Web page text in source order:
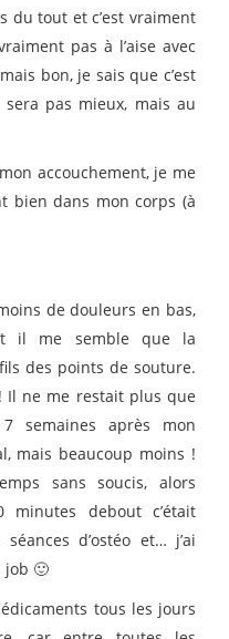
du tout et c’est vraiment
pas à l’aise avec
bon, je sais que c’est
pas mieux, mais au
accouchement, je me
bien dans mon corps (à
de douleurs en bas,
il me semble que la
des points de souture.
Il ne me restait plus que
semaines après mon
mais beaucoup moins !
sans soucis, alors
minutes debout c’était
d’ostéo et… j’ai
job 🙂
tous les jours